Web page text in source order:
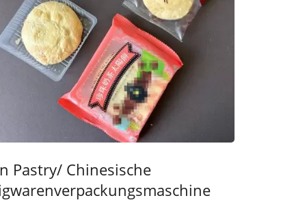
Pastry/ Chinesische